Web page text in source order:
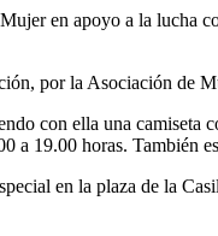
en apoyo a la lucha
por la Asociación de
con ella una
a 19.00 horas. También
en la plaza de la